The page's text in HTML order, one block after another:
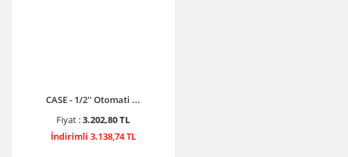
CASE - 1/2'' Otomati ...
Fiyat :3.202,80 TL
İndirimli 3.138,74 TL